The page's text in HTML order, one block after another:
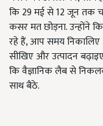
कि 29 मई से 12 जून तक
कसर मत छोड़ना. उन्होंने
रहे हैं, आप समय निकालिए
सीखिए और उत्पादन
कि वैज्ञानिक लैब से
साथ बैठे.